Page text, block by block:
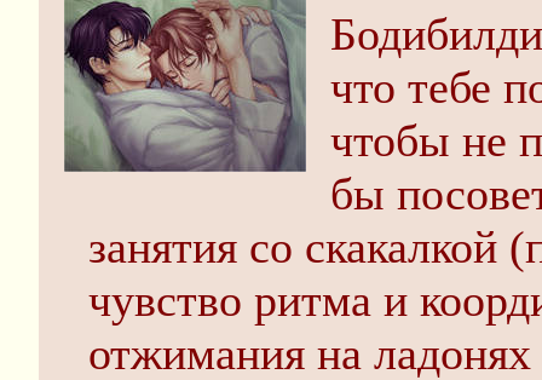
что тебе
чтобы не
бы
занятия со скакалкой
чувство ритма и
отжимания на